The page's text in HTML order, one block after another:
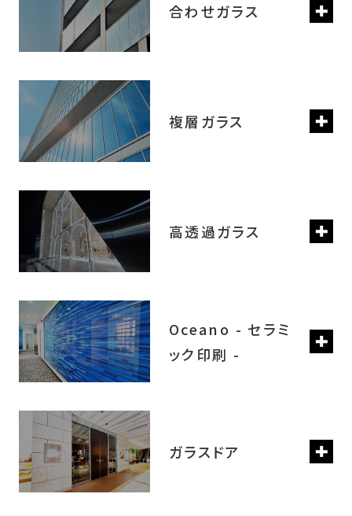
合わせガラス
複層ガラス
高透過ガラス
Oceano - セラミ
ック印刷 -
ガラスドア